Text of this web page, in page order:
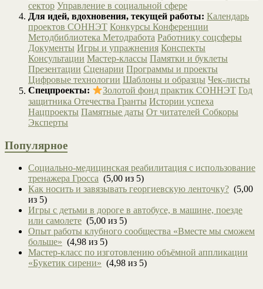
сектор Управление в социальной сфере
Для идей, вдохновения, текущей работы: Календарь
проектов СОННЭТ Конкурсы Конференции
Методбиблиотека Методработа Работнику соцсферы
Документы Игры и упражнения Конспекты
Консультации Мастер-классы Памятки и буклеты
Презентации Сценарии Программы и проекты
Цифровые технологии Шаблоны и образцы Чек-листы
Спецпроекты:
Золотой фонд практик СОННЭТ Год
защитника Отечества Гранты Истории успеха
Нацпроекты Памятные даты От читателей Собкоры
Эксперты
Популярное
Социально-медицинская реабилитация с использование
тренажера Гросса (5,00 из 5)
Как носить и завязывать георгиевскую ленточку? (5,00
из 5)
Игры с детьми в дороге в автобусе, в машине, поезде
или самолете (5,00 из 5)
Опыт работы клубного сообщества «Вместе мы сможем
больше» (4,98 из 5)
Мастер-класс по изготовлению объёмной аппликации
«Букетик сирени» (4,98 из 5)